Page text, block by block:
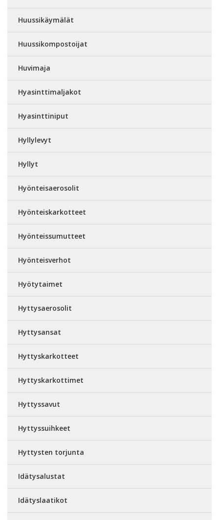
Huussikäymälät
Huussikompostoijat
Huvimaja
Hyasinttimaljakot
Hyasinttiniput
Hyllylevyt
Hyllyt
Hyönteisaerosolit
Hyönteiskarkotteet
Hyönteissumutteet
Hyönteisverhot
Hyötytaimet
Hyttysaerosolit
Hyttysansat
Hyttyskarkotteet
Hyttyskarkottimet
Hyttyssavut
Hyttyssuihkeet
Hyttysten torjunta
Idätysalustat
Idätyslaatikot